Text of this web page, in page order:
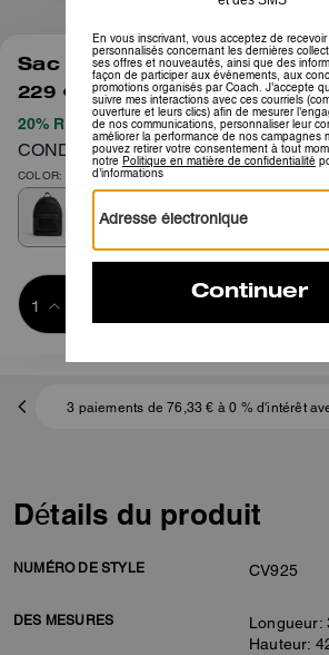
1/5
Sac à Dos West En Toile
229 € 695 €
20% REMISE APPLIQUÉE LORS DU
CONDITIONS GÉNÉRALES
COLOR: Bronze industriel/Anthracite/Noir
3 paiements de 76,33 € à 0 % d'intérêt
Détails du produit
NUMÉRO DE STYLE CV925
DES MESURES
Longueur:
Hauteur: